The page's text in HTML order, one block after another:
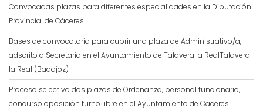
Convocadas plazas para diferentes especialidades en la Diputación
Provincial de Cáceres
Bases de convocatoria para cubrir una plaza de Administrativo/a,
adscrito a Secretaría en el Ayuntamiento de Talavera la RealTalavera
la Real (Badajoz)
Proceso selectivo dos plazas de Ordenanza, personal funcionario,
concurso oposición turno libre en el Ayuntamiento de Cáceres